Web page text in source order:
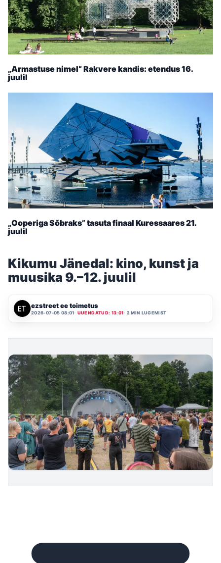
„Armastuse nimel“ Rakvere kandis: etendus 16.
juulil
„Ooperiga Sõbraks” tasuta finaal Kuressaares 21.
juulil
Kikumu Jänedal: kino, kunst ja
muusika 9.–12. juulil
ezstreet ee toimetus
2026-07-05 08:01 UUENDATUD: 13:01 2 MIN LUGEMIST